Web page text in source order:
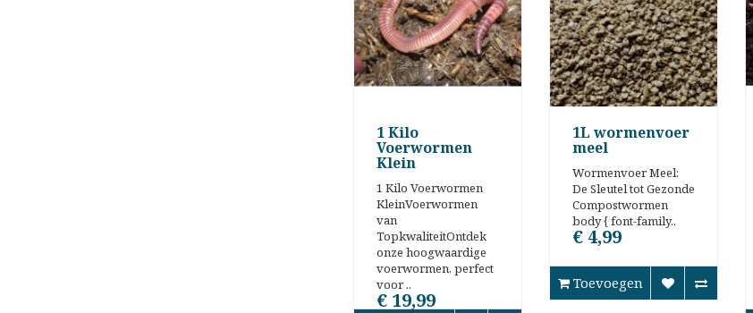
1 Kilo
Voerwormen
Klein
1 Kilo Voerwormen
KleinVoerwormen
van
TopkwaliteitOntdek
onze hoogwaardige
voerwormen, perfect
voor ..
€ 19,99
1L wormenvoer
meel
Wormenvoer Meel:
De Sleutel tot Gezonde
Compostwormen
body { font-family..
€ 4,99
Toevoegen